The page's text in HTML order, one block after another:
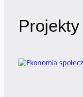
Projekty